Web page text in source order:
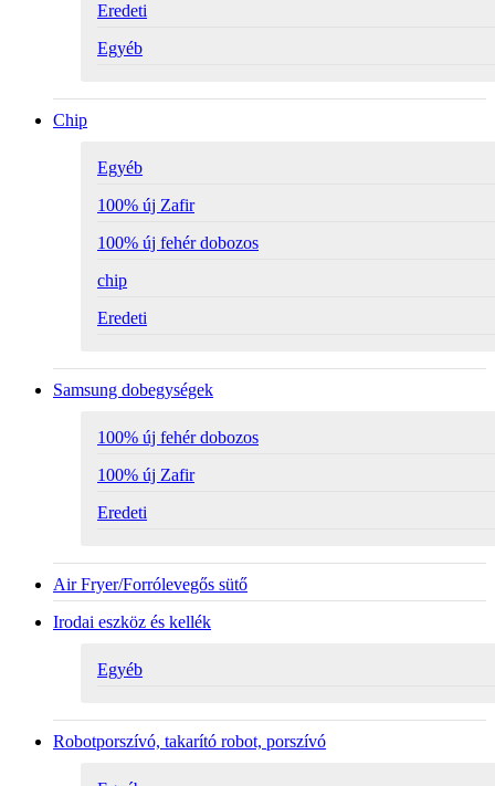
Eredeti
Egyéb
Chip
Egyéb
100% új Zafir
100% új fehér dobozos
chip
Eredeti
Samsung dobegységek
100% új fehér dobozos
100% új Zafir
Eredeti
Air Fryer/Forrólevegős sütő
Irodai eszköz és kellék
Egyéb
Robotporszívó, takarító robot, porszívó